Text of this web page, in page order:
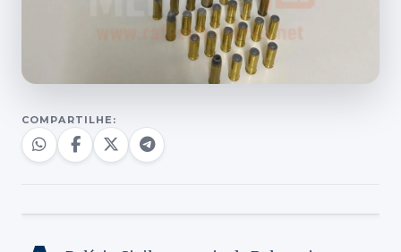
COMPARTILHE: